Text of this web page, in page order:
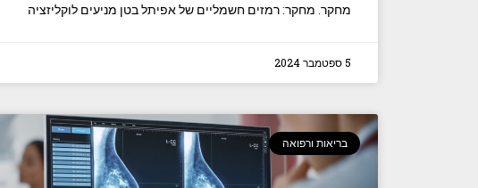
מחקר. מחקר: רמזים חשמליים של אפיתל בטן מניעים לוקליזציה
5 ספטמבר 2024
בריאות ורפואה